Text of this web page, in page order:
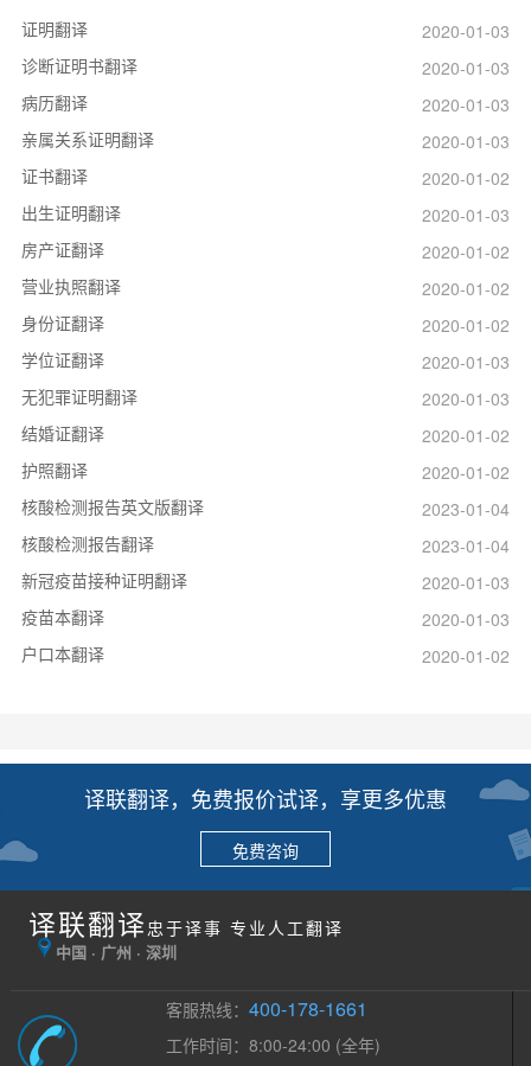
证明翻译
2020-01-03
诊断证明书翻译
2020-01-03
病历翻译
2020-01-03
亲属关系证明翻译
2020-01-03
证书翻译
2020-01-02
出生证明翻译
2020-01-03
房产证翻译
2020-01-02
营业执照翻译
2020-01-02
身份证翻译
2020-01-02
学位证翻译
2020-01-03
无犯罪证明翻译
2020-01-03
结婚证翻译
2020-01-02
护照翻译
2020-01-02
核酸检测报告英文版翻译
2023-01-04
核酸检测报告翻译
2023-01-04
新冠疫苗接种证明翻译
2020-01-03
疫苗本翻译
2020-01-03
户口本翻译
2020-01-02
译联翻译，免费报价试译，享更多优惠
免费咨询
译联翻译 忠于译事 专业人工翻译
中国 · 广州 · 深圳
客服热线：400-178-1661
工作时间：8:00-24:00 (全年)